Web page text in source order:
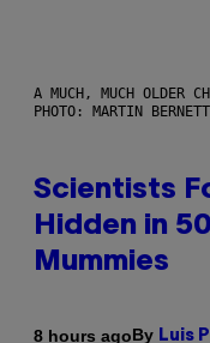
A MUCH, MUCH OLDER
PHOTO: MARTIN
Scientists
Hidden in
Mummies
8 hours agoBy Luis